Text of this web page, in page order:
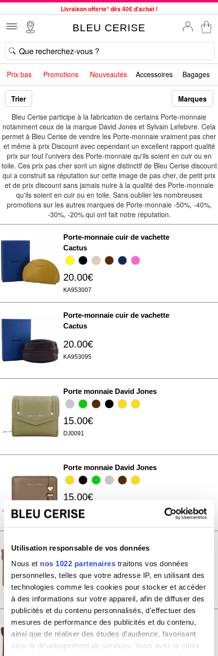
Utilisation responsable de vos données
Nous et nos 1022 partenaires traitons vos données
personnelles, telles que votre adresse IP, en utilisant des
technologies comme les cookies pour stocker et accéder
à des informations sur votre appareil, afin de diffuser des
publicités et du contenu personnalisés, d'effectuer des
mesures de performance des publicités et du contenu,
ainsi que de réaliser des études d’audience, favorisant
ainsi le développement de services. Vous avez le choix
Livraison offerte* dès 40€ d'achat !
Commande avant 12h expédiée le jour même, du lundi au vendredi
33 magasins en France. Un à proximité de chez vous ?
Bon shopping chez BLEU CERISE !
Jusqu'à -75% sur le site du 29/07 au 27/08
Samsonite, Delsey, American Tourister, Little Marcel à Prix Bas
BLEU CERISE
Prix bas Promotions Nouveautés Accessoires Bagages
Trier
Marques
Bleu Cerise participe à la fabrication de certains Porte-monnaie
notamment ceux de la marque David Jones et Sylvain Lefebvre. Cela
permet à Bleu Cerise de vendre les Porte-monnaie vraiment pas cher
et même à prix Discount avec cependant un excellent rapport qualité
prix sur tout l'univers des Porte-monnaie qu'ils soient en cuir ou en
toile. Ces prix pas cher sont un signe distinctif de Bleu Cerise discount
qui a construit sa réputation sur cette image de pas cher, de petit prix
et de prix discount sans jamais nuire à la qualité des Porte-monnaie
qu'ils soient en cuir ou en toile. Sans oublier les nombreuses
promotions sur les autres marques de Porte-monnaie -50%, -40%,
-30%, -20% qui ont fait notre réputation.
Porte-monnaie cuir de vachette
Cactus
20.00€
KA953007
Porte-monnaie cuir de vachette
Cactus
20.00€
KA953095
Porte monnaie David Jones
15.00€
DJ0091
Porte monnaie David Jones
15.00€
DJ0092
Porte monnaie David Jones grand
15.00€
DJ0093
Porte monnaie David Jones petit
format